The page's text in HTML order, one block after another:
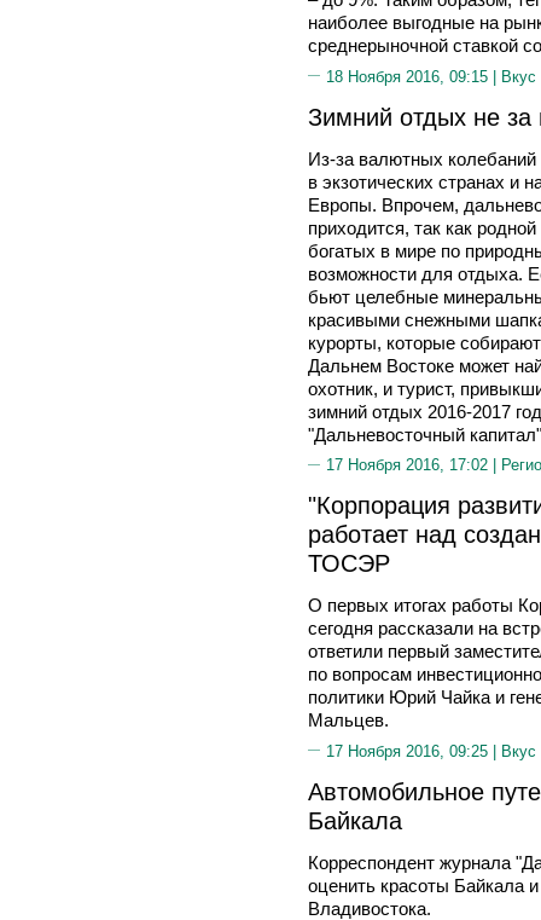
наиболее выгодные на
среднерыночной ставкой
18 Ноября 2016, 09:15 | Вкус
Зимний отдых не за
Из-за валютных колебаний
в экзотических странах и
Европы. Впрочем,
приходится, так как
богатых в мире по
возможности для отдыха.
бьют целебные
красивыми снежными
курорты, которые
Дальнем Востоке может
охотник, и турист,
зимний отдых 2016-2017
"Дальневосточный
17 Ноября 2016, 17:02 |
"Корпорация
работает над
ТОСЭР
О первых итогах работы
сегодня рассказали на
ответили первый
по вопросам
политики Юрий Чайка и
Мальцев.
17 Ноября 2016, 09:25 | Вкус
Автомобильное
Байкала
Корреспондент журнала
оценить красоты Байкала
Владивостока.